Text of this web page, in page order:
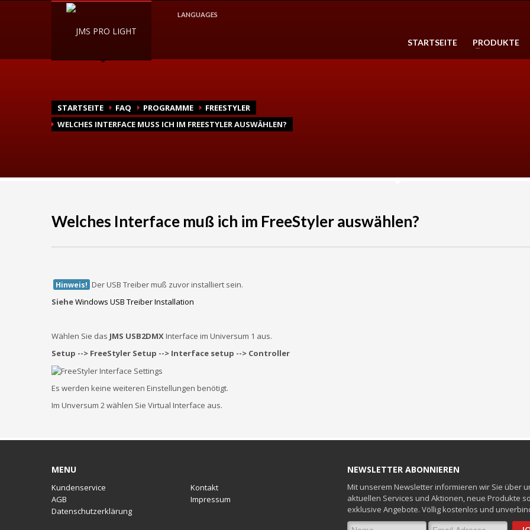
Wie Bestelle Ich?
Gehen Sie zu unserem
Innerhalb DeutschlandLieferung
LANGUAGES
STARTSEITE PRODUKTE
STARTSEITE FAQ PROGRAMME
FREESTYLER
WELCHES INTERFACE MUSS ICH IM FREESTYLER AUSWÄHLEN?
Welches Interface muß ich im FreeStyler auswählen?
Hinweis! Der USB Treiber muß zuvor installiert sein.
SieheWindows USB Treiber Installation
Wählen Sie das JMS USB2DMXInterface im Universum 1 aus.
Setup --> FreeStyler Setup --> Interface setup --> Controller
Es werden keine weiteren Einstellungen benötigt.
Im Unversum 2 wählen Sie Virtual Interface aus.
MENU
Kundenservice
Kontakt
AGB
Impressum
Datenschutzerklärung
NEWSLETTER ABONNIEREN
Mit unserem Newsletter informieren wir Sie über
aktuellen Services und Aktionen, neue Produkte
exklusive Angebote. Völlig kostenlos und